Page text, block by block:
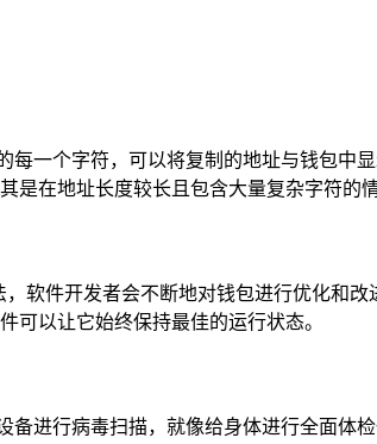
一个字符，可以将复制的地址与钱包中
是在地址长度较长且包含大量复杂字符的情
软件开发者会不断地对钱包进行优化和
可以让它始终保持最佳的运行状态。
进行病毒扫描，就像给身体进行全面体